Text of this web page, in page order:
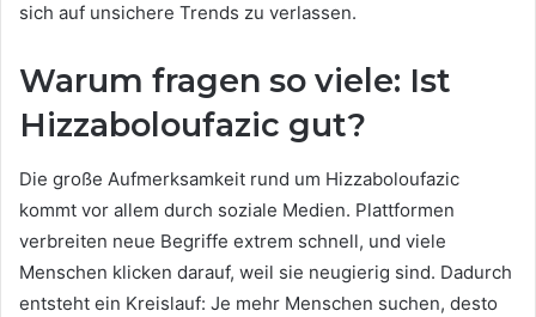
sich auf unsichere Trends zu verlassen.
Warum fragen so viele: Ist
Hizzaboloufazic gut?
Die große Aufmerksamkeit rund um Hizzaboloufazic
kommt vor allem durch soziale Medien. Plattformen
verbreiten neue Begriffe extrem schnell, und viele
Menschen klicken darauf, weil sie neugierig sind. Dadurch
entsteht ein Kreislauf: Je mehr Menschen suchen, desto